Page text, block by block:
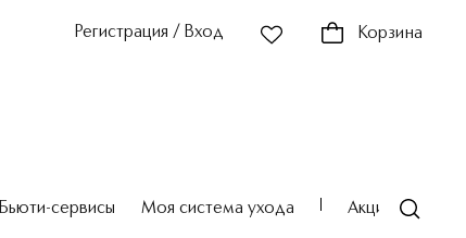
Регистрация / Вход Корзина
Бьюти-сервисы Моя система ухода Акции